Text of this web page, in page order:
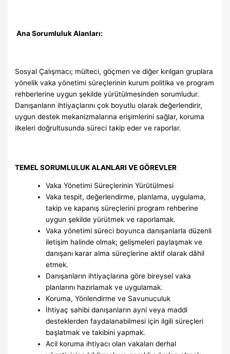
Ana Sorumluluk Alanları:
Sosyal Çalışmacı; mülteci, göçmen ve diğer kırılgan gruplara
yönelik vaka yönetimi süreçlerinin kurum politika ve program
rehberlerine uygun şekilde yürütülmesinden sorumludur.
Danışanların ihtiyaçlarını çok boyutlu olarak değerlendirir,
uygun destek mekanizmalarına erişimlerini sağlar, koruma
ilkeleri doğrultusunda süreci takip eder ve raporlar.
TEMEL SORUMLULUK ALANLARI VE GÖREVLER
Vaka Yönetimi Süreçlerinin Yürütülmesi
Vaka tespit, değerlendirme, planlama, uygulama,
takip ve kapanış süreçlerini program rehberine
uygun şekilde yürütmek ve raporlamak.
Vaka yönetimi süreci boyunca danışanlarla düzenli
iletişim halinde olmak; gelişmeleri paylaşmak ve
danışanı karar alma süreçlerine aktif olarak dâhil
etmek.
Danışanların ihtiyaçlarına göre bireysel vaka
planlarını hazırlamak ve uygulamak.
Koruma, Yönlendirme ve Savunuculuk
İhtiyaç sahibi danışanların ayni veya maddi
desteklerden faydalanabilmesi için ilgili süreçleri
başlatmak ve takibini yapmak.
Acil koruma ihtiyacı olan vakaları derhal